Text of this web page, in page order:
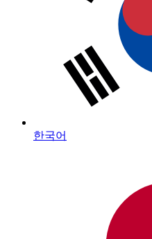
한국어